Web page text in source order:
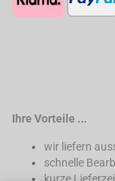
Ihre Vorteile ...
wir liefern
schnelle